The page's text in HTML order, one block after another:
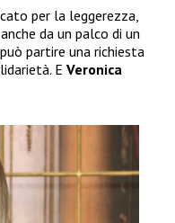
per la leggerezza,
da un palco di un
partire una richiesta
E Veronica